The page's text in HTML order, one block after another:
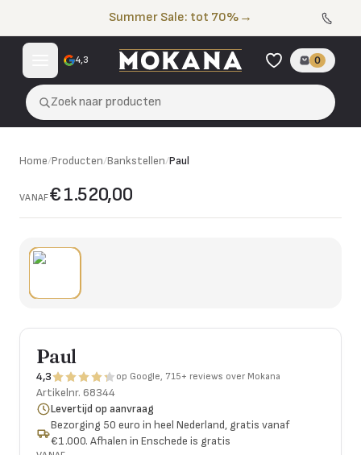
Summer Sale: tot 70% →
4,3 0
Zoek naar producten
Home/Producten/Bankstellen/Paul
VANAF€ 1.520,00
Paul
4,3 op Google, 715+ reviews over Mokana
Artikelnr. 68344
Levertijd op aanvraag
Bezorging 50 euro in heel Nederland, gratis vanaf
€1.000. Afhalen in Enschede is gratis